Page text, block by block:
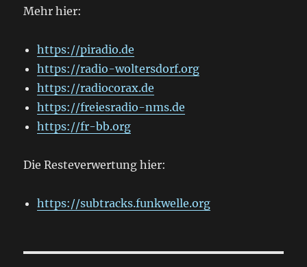
Mehr hier:
https://piradio.de
https://radio-woltersdorf.org
https://radiocorax.de
https://freiesradio-nms.de
https://fr-bb.org
Die Resteverwertung hier:
https://subtracks.funkwelle.org